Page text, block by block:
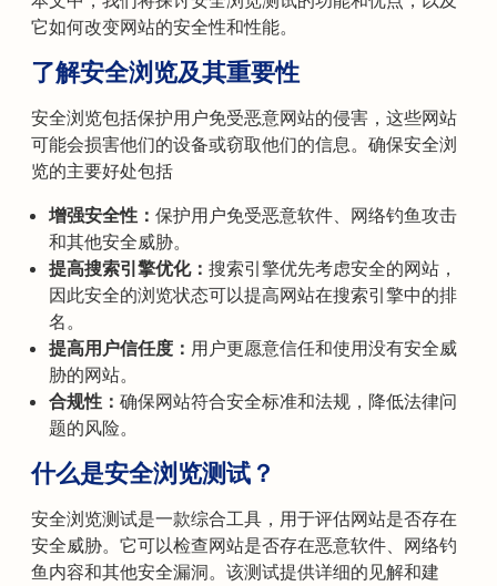
它如何改变网站的安全性和性能。
了解安全浏览及其重要性
安全浏览包括保护用户免受恶意网站的侵害，这些网站
可能会损害他们的设备或窃取他们的信息。确保安全浏
览的主要好处包括
增强安全性： 保护用户免受恶意软件、网络钓鱼攻击
和其他安全威胁。
提高搜索引擎优化： 搜索引擎优先考虑安全的网站，
因此安全的浏览状态可以提高网站在搜索引擎中的排
名。
提高用户信任度： 用户更愿意信任和使用没有安全威
胁的网站。
合规性： 确保网站符合安全标准和法规，降低法律问
题的风险。
什么是安全浏览测试？
安全浏览测试是一款综合工具，用于评估网站是否存在
安全威胁。它可以检查网站是否存在恶意软件、网络钓
鱼内容和其他安全漏洞。该测试提供详细的见解和建